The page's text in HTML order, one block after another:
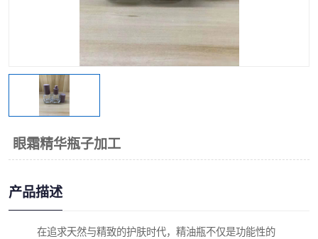
眼霜精华瓶子加工
产品描述
在追求天然与精致的护肤时代，精油瓶不仅是功能性的